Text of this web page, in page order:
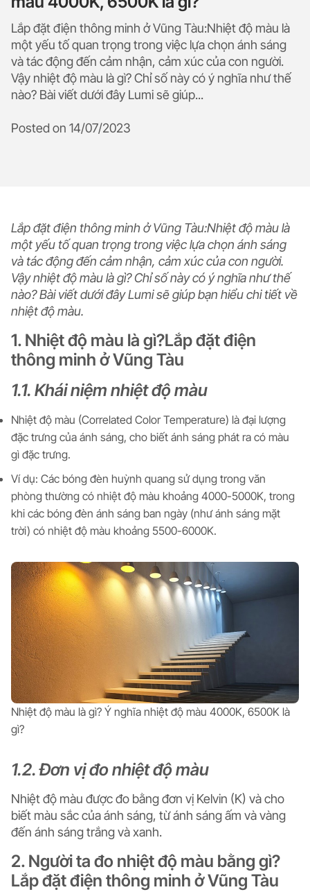
Lắp đặt điện thông minh ở Vũng Tàu:Nhiệt độ màu là
một yếu tố quan trọng trong việc lựa chọn ánh sáng
và tác động đến cảm nhận, cảm xúc của con người.
Vậy nhiệt độ màu là gì? Chỉ số này có ý nghĩa như thế
nào? Bài viết dưới đây Lumi sẽ giúp...
Posted on 14/07/2023
Lắp đặt điện thông minh ở Vũng Tàu:Nhiệt độ màu là
một yếu tố quan trọng trong việc lựa chọn ánh sáng
và tác động đến cảm nhận, cảm xúc của con người.
Vậy nhiệt độ màu là gì? Chỉ số này có ý nghĩa như thế
nào? Bài viết dưới đây Lumi sẽ giúp bạn hiểu chi tiết về
nhiệt độ màu.
1. Nhiệt độ màu là gì?Lắp đặt điện
thông minh ở Vũng Tàu
1.1. Khái niệm nhiệt độ màu
Nhiệt độ màu (Correlated Color Temperature) là đại lượng
đặc trưng của ánh sáng, cho biết ánh sáng phát ra có màu
gì đặc trưng.
Ví dụ: Các bóng đèn huỳnh quang sử dụng trong văn
phòng thường có nhiệt độ màu khoảng 4000-5000K, trong
khi các bóng đèn ánh sáng ban ngày (như ánh sáng mặt
trời) có nhiệt độ màu khoảng 5500-6000K.
Nhiệt độ màu là gì? Ý nghĩa nhiệt độ màu 4000K, 6500K là
gì?
1.2. Đơn vị đo nhiệt độ màu
Nhiệt độ màu được đo bằng đơn vị Kelvin (K) và cho
biết màu sắc của ánh sáng, từ ánh sáng ấm và vàng
đến ánh sáng trắng và xanh.
2. Người ta đo nhiệt độ màu bằng gì?
Lắp đặt điện thông minh ở Vũng Tàu